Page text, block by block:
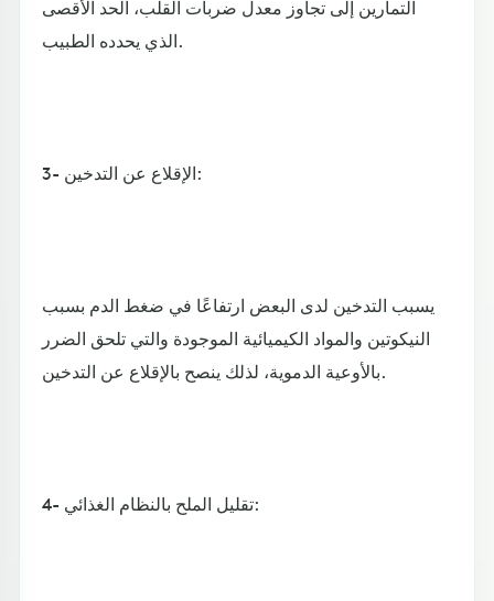
التمارين إلى تجاوز معدل ضربات القلب، الحد الأقصى
الذي يحدده الطبيب.
3- الإقلاع عن التدخين:
يسبب التدخين لدى البعض ارتفاعًا في ضغط الدم بسبب
النيكوتين والمواد الكيميائية الموجودة والتي تلحق الضرر
بالأوعية الدموية، لذلك ينصح بالإقلاع عن التدخين.
4- تقليل الملح بالنظام الغذائي: